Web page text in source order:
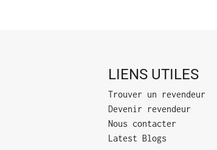
LIENS UTILES
Trouver un revendeur
Devenir revendeur
Nous contacter
Latest Blogs